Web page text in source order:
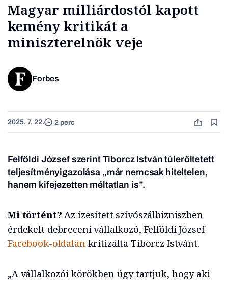
Magyar milliárdostól kapott
kemény kritikát a
miniszterelnök veje
Forbes
2025. 7. 22. 2 perc
Felföldi József szerint Tiborcz István túlerőltetett
teljesítményigazolása „már nemcsak hiteltelen,
hanem kifejezetten méltatlan is”.
Mi történt? Az ízesített szívószálbizniszben
érdekelt debreceni vállalkozó, Felföldi József
Facebook-oldalánkritizálta Tiborcz Istvánt.
„A vállalkozói körökben úgy tartjuk, hogy aki